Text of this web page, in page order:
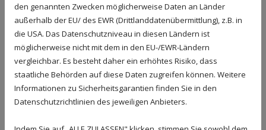
Unser Sortiment an Schmierfetten umfasst
unter anderem folgende Produkte:
Mehrzweckfett
Fließfett
LKW-Fett
Maschinen-Fett und Baumaschinen-Fett
Schmierfett für die Landwirtschaft
den genannten Zwecken möglicherweise Daten an Länder
außerhalb der EU/ des EWR (Drittlanddatenübermittlung), z.B. in
die USA. Das Datenschutzniveau in diesen Ländern ist
möglicherweise nicht mit dem in den EU-/EWR-Ländern
vergleichbar. Es besteht daher ein erhöhtes Risiko, dass
staatliche Behörden auf diese Daten zugreifen können. Weitere
Informationen zu Sicherheitsgarantien finden Sie in den
Datenschutzrichtlinien des jeweiligen Anbieters.